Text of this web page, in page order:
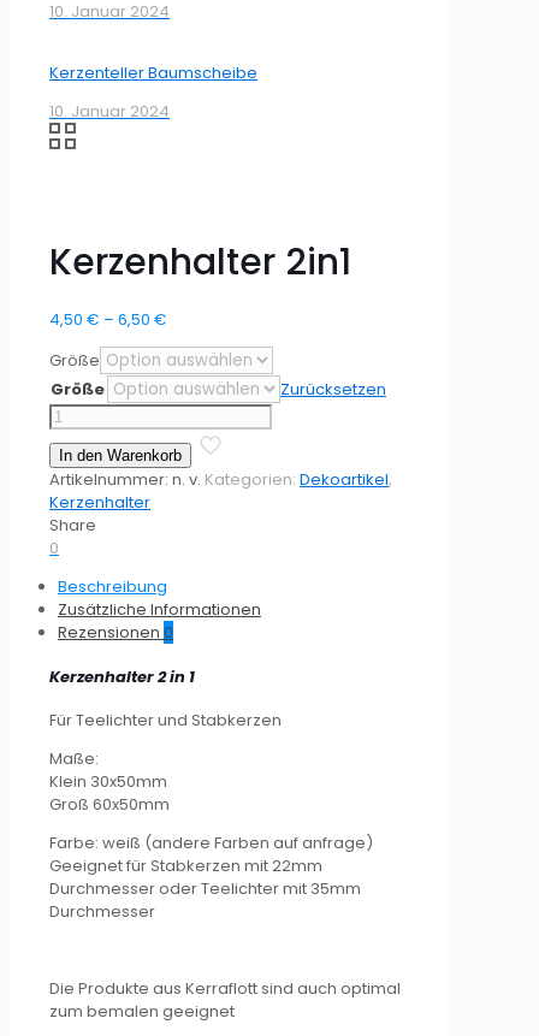
10. Januar 2024
Kerzenteller Baumscheibe
10. Januar 2024
Kerzenhalter 2in1
4,50 € – 6,50 €
4,50 €
bis
6,50 €
Größe
Größe
Zurücksetzen
Kerzenhalter
2in1
Menge
In den Warenkorb
Artikelnummer: n. v. Kategorien: Dekoartikel,
Kerzenhalter
Share
0
Beschreibung
Zusätzliche Informationen
Rezensionen 0
Kerzenhalter 2 in 1
Für Teelichter und Stabkerzen
Maße:
Klein 30x50mm
Groß 60x50mm
Farbe: weiß (andere Farben auf anfrage)
Geeignet für Stabkerzen mit 22mm
Durchmesser oder Teelichter mit 35mm
Durchmesser
Die Produkte aus Kerraflott sind auch optimal
zum bemalen geeignet